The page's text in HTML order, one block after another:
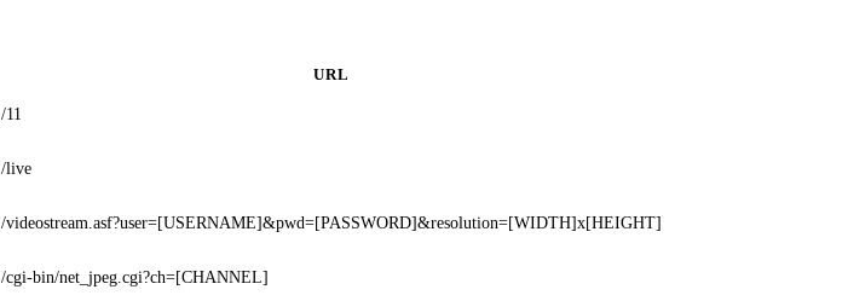
URL
/11
/live
/videostream.asf?user=[USERNAME]&pwd=[PASSWORD]&resolution=[WIDTH]x[HEIGHT]
/cgi-bin/net_jpeg.cgi?ch=[CHANNEL]